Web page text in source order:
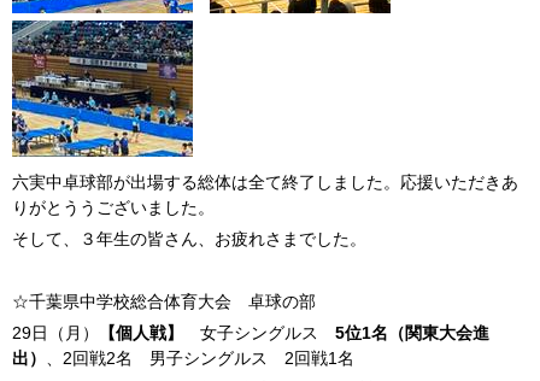
六実中卓球部が出場する総体は全て終了しました。応援いただきあ
りがとううございました。
そして、３年生の皆さん、お疲れさまでした。
☆千葉県中学校総合体育大会 卓球の部
29日（月）
【個人戦】 女子シングルス 5位1名（関東大会進
出）
、2回戦2名 男子シングルス 2回戦1名